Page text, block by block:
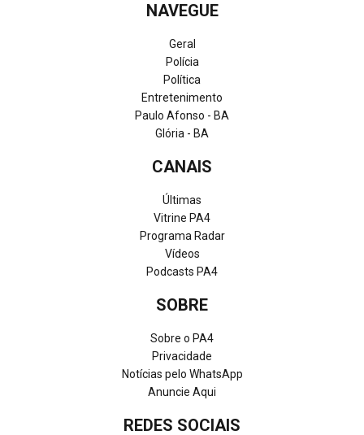
NAVEGUE
Geral
Polícia
Política
Entretenimento
Paulo Afonso - BA
Glória - BA
CANAIS
Últimas
Vitrine PA4
Programa Radar
Vídeos
Podcasts PA4
SOBRE
Sobre o PA4
Privacidade
Notícias pelo WhatsApp
Anuncie Aqui
REDES SOCIAIS